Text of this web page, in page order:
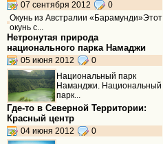
07 сентября 2012
0
Окунь из Австралии «Барамунди»Этот
окунь с...
Нетронутая природа
национального парка Намаджи
05 июня 2012
0
Национальный парк
Наманджи. Национальный
парк...
Где-то в Северной Территории:
Красный центр
04 июня 2012 0